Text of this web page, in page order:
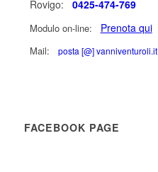
Rovigo: 0425-474-769
Modulo on-line: Prenota qui
Mail: posta [@] vanniventuroli.it
FACEBOOK PAGE